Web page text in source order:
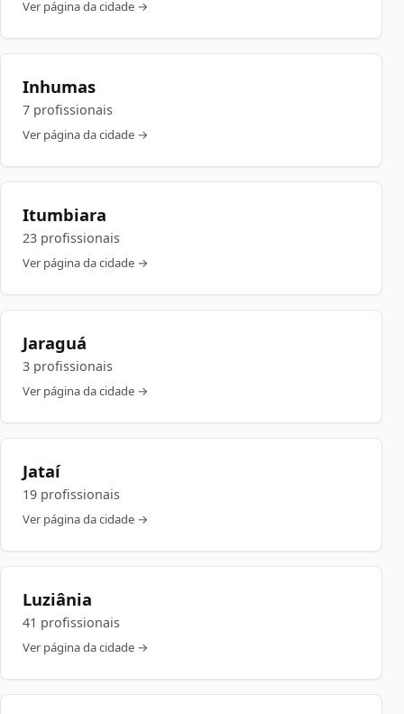
Ver página da cidade →
Inhumas
7 profissionais
Ver página da cidade →
Itumbiara
23 profissionais
Ver página da cidade →
Jaraguá
3 profissionais
Ver página da cidade →
Jataí
19 profissionais
Ver página da cidade →
Luziânia
41 profissionais
Ver página da cidade →